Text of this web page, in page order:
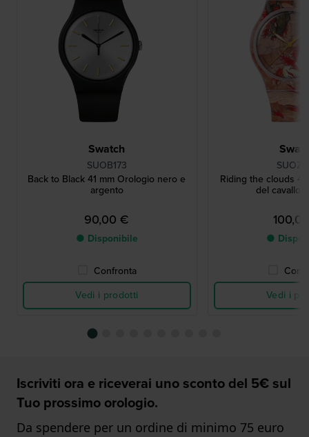
Swatch
SUOB173
Back to Black 41 mm Orologio nero e
argento
90,00 €
● Disponibile
Confronta
Vedi i prodotti
Riding the clouds
del cavallo
●
Vedi i
Iscriviti ora e riceverai uno sconto del 5€ sul
Tuo prossimo orologio.
Da spendere per un ordine di minimo 75 euro